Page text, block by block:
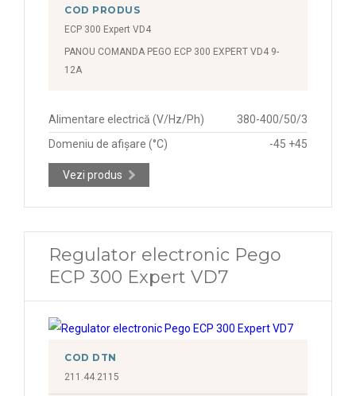
COD PRODUS
ECP 300 Expert VD4
PANOU COMANDA PEGO ECP 300 EXPERT VD4 9-
12A
Alimentare electrică (V/Hz/Ph)
380-400/50/3
Domeniu de afișare (°C)
-45 +45
Vezi produs
Regulator electronic Pego
ECP 300 Expert VD7
COD DTN
211.44.2115